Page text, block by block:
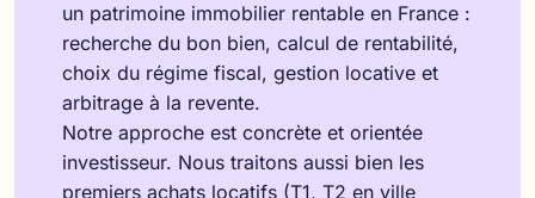
un patrimoine immobilier rentable en France :
recherche du bon bien, calcul de rentabilité,
choix du régime fiscal, gestion locative et
arbitrage à la revente.
Notre approche est concrète et orientée
investisseur. Nous traitons aussi bien les
premiers achats locatifs (T1, T2 en ville